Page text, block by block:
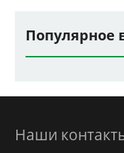
Популярное
Наши